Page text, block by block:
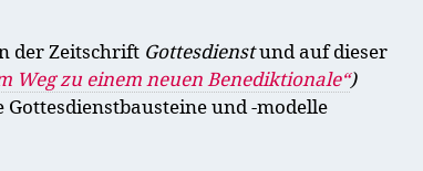
der Zeitschrift Gottesdienstund auf dieser
Weg zu einem neuen Benediktionale“)
und -modelle